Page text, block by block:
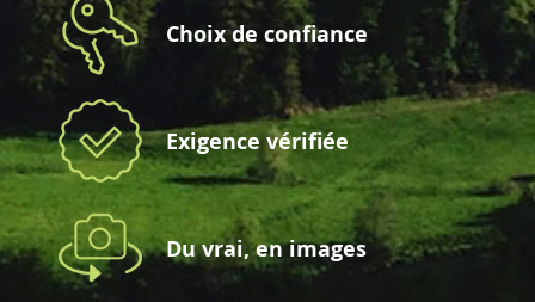
Choix de confiance
Exigence vérifiée
Du vrai, en images